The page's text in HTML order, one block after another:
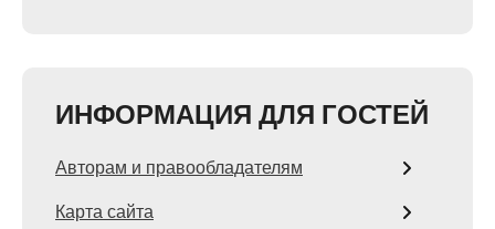
ИНФОРМАЦИЯ ДЛЯ ГОСТЕЙ
Авторам и правообладателям
Карта сайта